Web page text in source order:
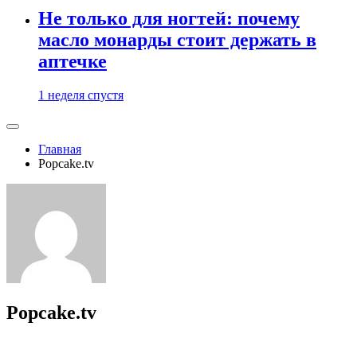
Не только для ногтей: почему
масло монарды стоит держать в
аптечке
1 неделя спустя
Главная
Popcake.tv
Popcake.tv